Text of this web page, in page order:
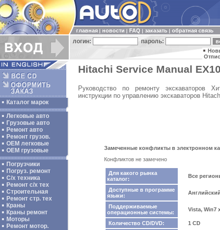
главная новости FAQ заказать обратная связь
логин: пароль:
Каталог марок
Легковые авто
Грузовые авто
Ремонт авто
Ремонт грузов.
ОЕМ легковые
OEM грузовые
Погрузчики
Погруз. ремонт
С/х техника
Ремонт с/х тех
Строительная
Ремонт стр. тех
Краны
Краны ремонт
Моторы
Ремонт мотор.
Hitachi Service Manual
Руководство по ремонту экскаваторов
инструкции по управлению экскаваторов
Замеченные конфликты в электронном
Конфликтов не замечено
Для какого рынка
каталог:
Все
Доступные в программе
языки:
Поддерживаемые
операционные системы:
Vista, Win7
Количество CD/DVD:
1 CD